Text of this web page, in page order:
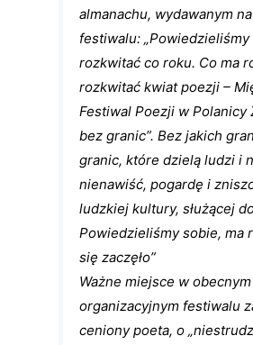
almanachu, wydawanym
festiwalu: „Powiedzieliśmy
rozkwitać co roku. Co ma
rozkwitać kwiat poezji –
Festiwal Poezji w Polanicy
bez granic”. Bez jakich
granic, które dzielą ludzi i
nienawiść, pogardę i
ludzkiej kultury, służącej
Powiedzieliśmy sobie, ma
się zaczęło”
Ważne miejsce w obecnym
organizacyjnym festiwalu
ceniony poeta, o